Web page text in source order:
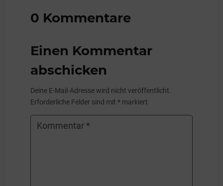
0 Kommentare
Einen Kommentar
abschicken
Deine E-Mail-Adresse wird nicht veröffentlicht.
Erforderliche Felder sind mit* markiert